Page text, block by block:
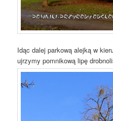
Idąc dalej parkową alejką w
ujrzymy pomnikową lipę